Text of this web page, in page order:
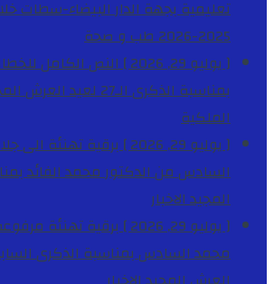
تعليمية بجهة الدار البيضاء-سطات
2025-2026
طب و صحة
[ يوليو 29, 2026 ]
النص الكامل
بمناسبة الذكرى الـ27 لعيد العرش المجيد
الملكية
[ يوليو 29, 2026 ]
برقية تهنئة الى
السادس من الدكتور محمد الفائد
المجيدالاخبار
[ يوليو 29, 2026 ]
برقية تهنئة
محمد السادس بمناسبة الذكرى